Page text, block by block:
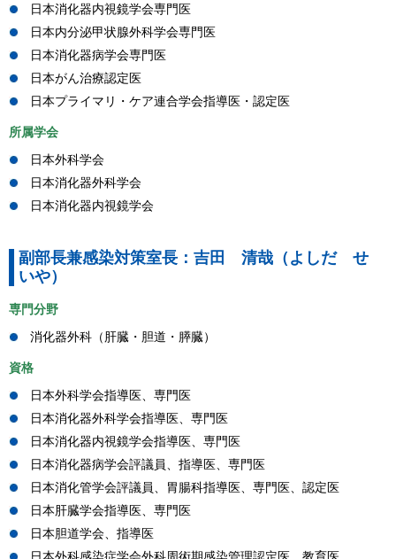
日本消化器内視鏡学会専門医
日本内分泌甲状腺外科学会専門医
日本消化器病学会専門医
日本がん治療認定医
日本プライマリ・ケア連合学会指導医・認定医
所属学会
日本外科学会
日本消化器外科学会
日本消化器内視鏡学会
副部長兼感染対策室長：吉田 清哉（よしだ せ
いや）
専門分野
消化器外科（肝臓・胆道・膵臓）
資格
日本外科学会指導医、専門医
日本消化器外科学会指導医、専門医
日本消化器内視鏡学会指導医、専門医
日本消化器病学会評議員、指導医、専門医
日本消化管学会評議員、胃腸科指導医、専門医、認定医
日本肝臓学会指導医、専門医
日本胆道学会、指導医